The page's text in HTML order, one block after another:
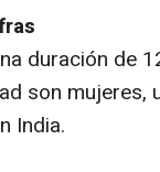
duración de
son
India.